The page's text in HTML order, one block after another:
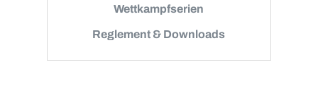
Wettkampfserien
Reglement & Downloads